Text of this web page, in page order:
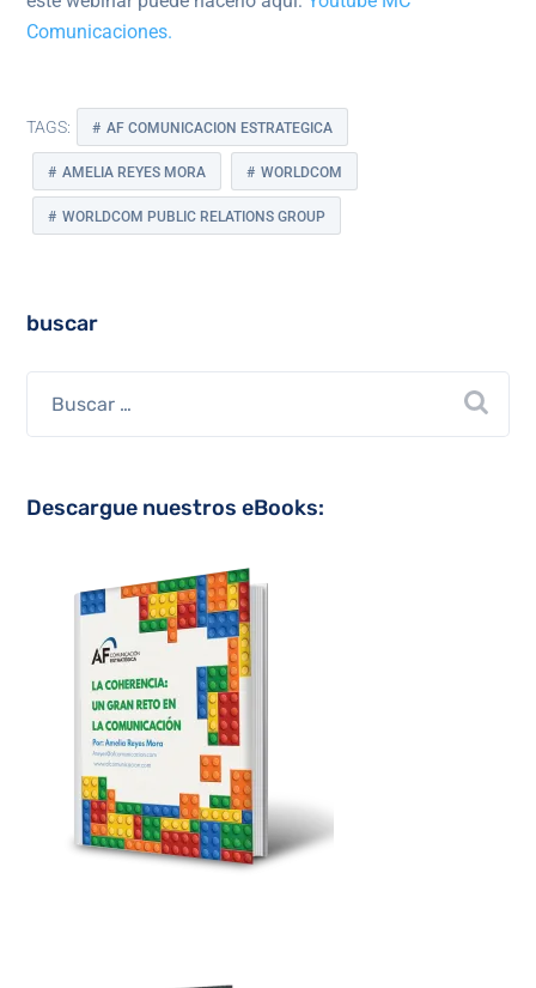
Comunicaciones.
TAGS: AF COMUNICACION ESTRATEGICA
AMELIA REYES MORA WORLDCOM
WORLDCOM PUBLIC RELATIONS GROUP
buscar
Descargue nuestros eBooks: